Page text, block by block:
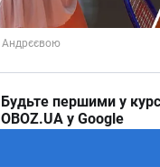
Будьте першими у
OBOZ.UA у Google